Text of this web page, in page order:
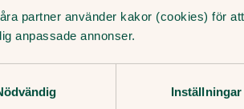
partner använder kakor (cookies) för
anpassade annonser.
Inställningar
Få hälsotips och
skrivet av